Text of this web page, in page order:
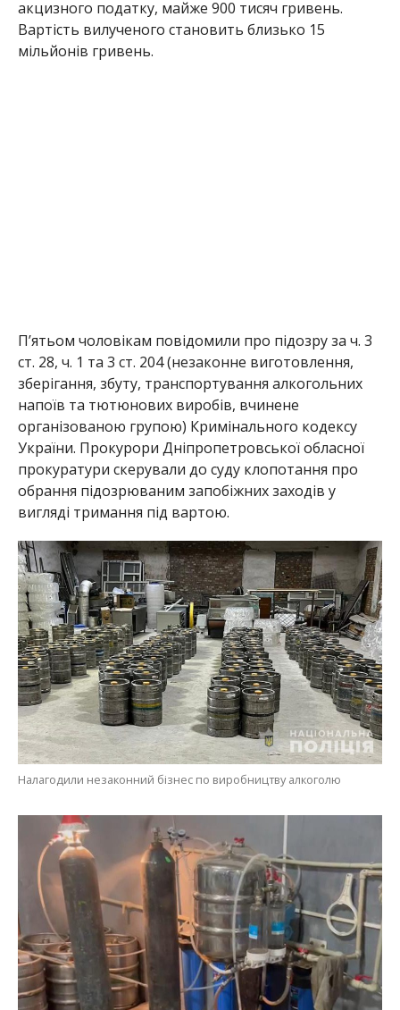
акцизного податку, майже 900 тисяч гривень.
Вартість вилученого становить близько 15
мільйонів гривень.
П’ятьом чоловікам повідомили про підозру за ч. 3
ст. 28, ч. 1 та 3 ст. 204 (незаконне виготовлення,
зберігання, збуту, транспортування алкогольних
напоїв та тютюнових виробів, вчинене
організованою групою) Кримінального кодексу
України. Прокурори Дніпропетровської обласної
прокуратури скерували до суду клопотання про
обрання підозрюваним запобіжних заходів у
вигляді тримання під вартою.
Налагодили незаконний бізнес по виробництву алкоголю